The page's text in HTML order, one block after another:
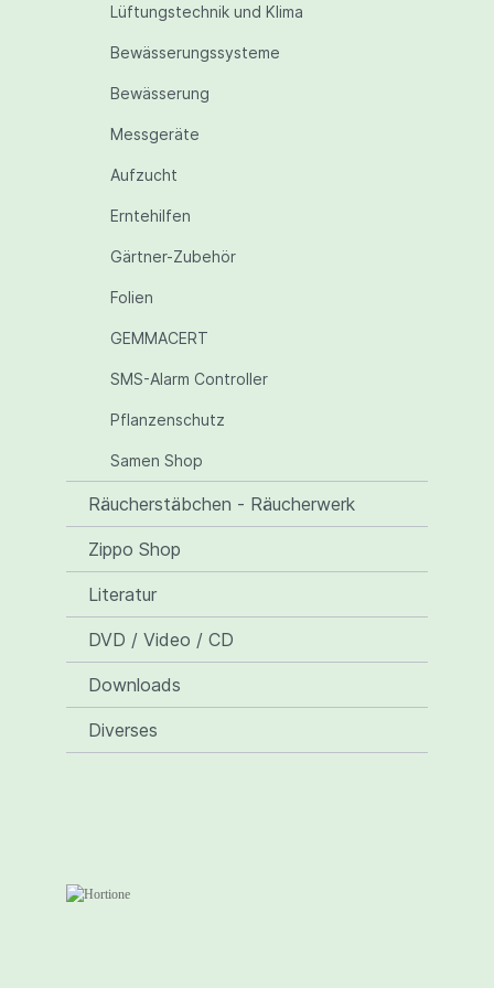
Lüftungstechnik und Klima
Bewässerungssysteme
Bewässerung
Messgeräte
Aufzucht
Erntehilfen
Gärtner-Zubehör
Folien
GEMMACERT
SMS-Alarm Controller
Pflanzenschutz
Samen Shop
Räucherstäbchen - Räucherwerk
Zippo Shop
Literatur
DVD / Video / CD
Downloads
Diverses